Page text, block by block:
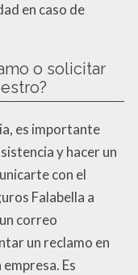
en caso de
o solicitar
es importante
y hacer un
con el
Falabella a
correo
un reclamo en
Es